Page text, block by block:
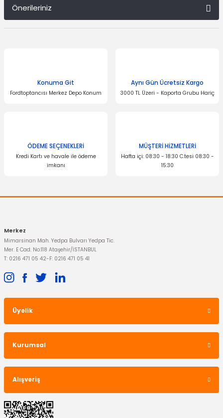
Önerileriniz
Ürün resmi kalitesiz, bozuk veya görüntülenemiyor.
Bu ürüne benzer farklı alternatifler olmalı.
Konuma Git
Fordtoptancısı Merkez Depo Konum
Aynı Gün Ücretsiz Kargo
3000 TL Üzeri - Kaporta Grubu Hariç
ÖDEME SEÇENEKLERİ
Kredi Kartı ve havale ile ödeme
imkanı
MÜŞTERİ HİZMETLERİ
Hafta içi: 08:30 - 18:30 C.tesi 08:30 -
15:30
Merkez
Mimarsinan Mah. Yedpa Bulvarı Yedpa Tic.
Mer. E Cad. No:118 Ataşehir/İSTANBUL
T: 0216 471 05 42-F: 0216 471 05 41
Üyelik
Kurumsal
Alışveriş